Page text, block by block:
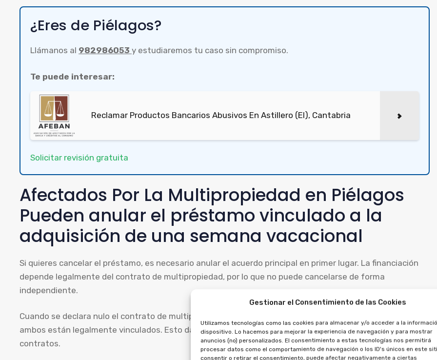
Gestionar el Consentimiento de las Cookies
Utilizamos tecnologías como las cookies para almacenar y/o acceder a la
dispositivo. Lo hacemos para mejorar la experiencia de navegación y para mostrar
anuncios (no) personalizados. El consentimiento a estas tecnologías nos permitirá
procesar datos como el comportamiento de navegación o los ID's únicos en este
consentir o retirar el consentimiento, puede afectar negativamente a ciertas
¿Eres de Piélagos?
Llámanos al 982986053 y estudiaremos tu caso sin compromiso.
Te puede interesar:
Reclamar Productos Bancarios Abusivos En Astillero (El), Cantabria
Solicitar revisión gratuita
Afectados Por La Multipropiedad en Piélagos
Pueden anular el préstamo vinculado a la
adquisición de una semana vacacional
Si quieres cancelar el préstamo, es necesario anular el acuerdo principal en primer lugar. La financiación
depende legalmente del contrato de multipropiedad, por lo que no puede cancelarse de forma
independiente.
Cuando se declara nulo el contrato de multipropiedad, se puede solicitar la anulación del crédito, ya que
ambos están legalmente vinculados. Esto da derecho a recuperar las cantidades pagadas, por ambos
contratos.